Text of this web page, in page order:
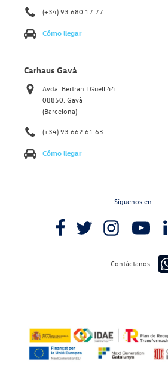
(+34) 93 680 17 77
Cómo llegar
Carhaus Gavà
Avda. Bertran I Guell 44
08850. Gavà
(Barcelona)
(+34) 93 662 61 63
Cómo llegar
Síguenos en:
Contáctanos: